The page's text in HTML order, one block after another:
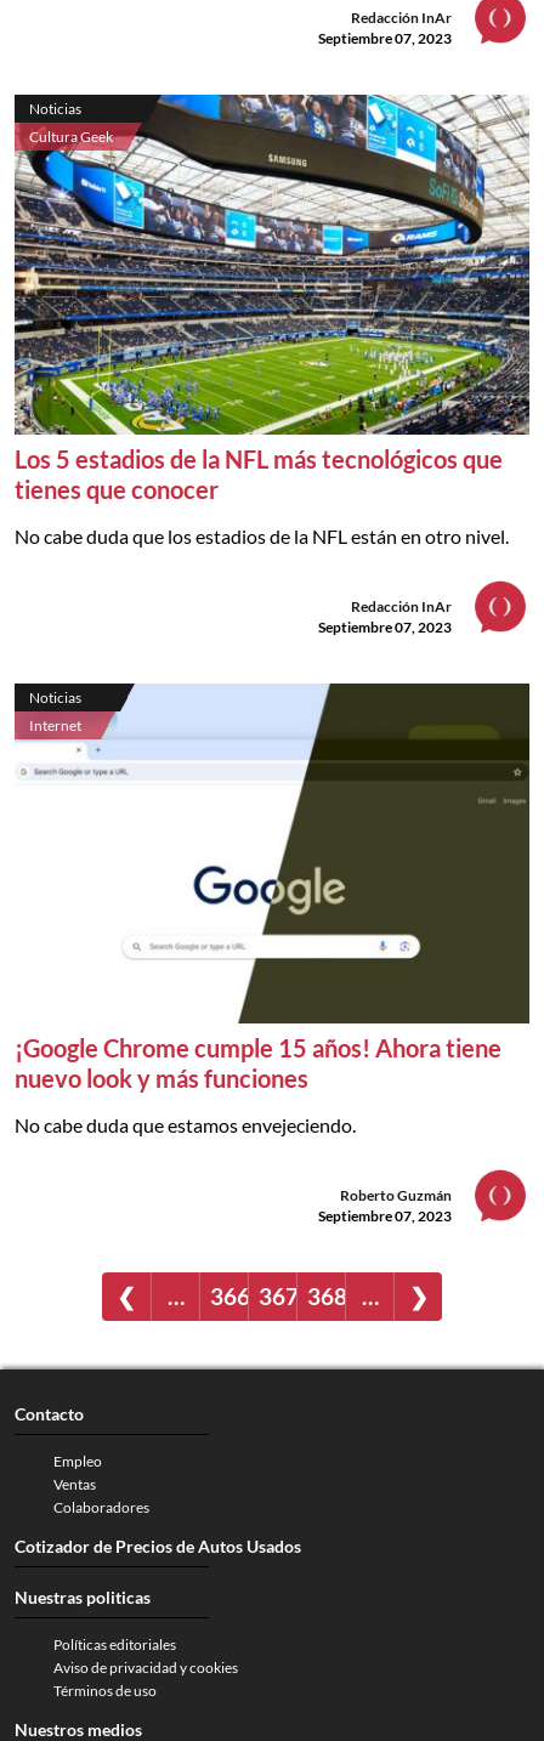
Redacción InAr
Septiembre 07, 2023
Noticias
Cultura Geek
Los 5 estadios de la NFL más tecnológicos que
tienes que conocer
No cabe duda que los estadios de la NFL están en otro nivel.
Redacción InAr
Septiembre 07, 2023
Noticias
Internet
¡Google Chrome cumple 15 años! Ahora tiene
nuevo look y más funciones
No cabe duda que estamos envejeciendo.
Roberto Guzmán
Septiembre 07, 2023
❮ … 366 367 368 … ❯
Contacto
Empleo
Ventas
Colaboradores
Cotizador de Precios de Autos Usados
Nuestras politicas
Políticas editoriales
Aviso de privacidad y cookies
Términos de uso
Nuestros medios